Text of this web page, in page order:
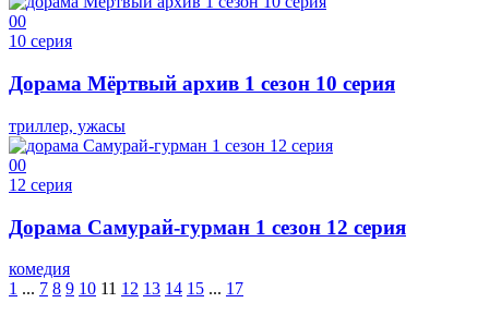
00
10 серия
Дорама Мёртвый архив 1 сезон 10 серия
триллер, ужасы
00
12 серия
Дорама Самурай-гурман 1 сезон 12 серия
комедия
1 ... 7 8 9 10 11 12 13 14 15 ... 17